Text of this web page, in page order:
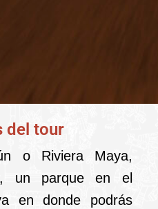
del tour
o Riviera Maya,
un parque en el
en donde podrás